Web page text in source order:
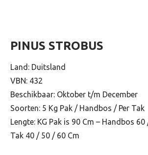
PINUS STROBUS
Land: Duitsland
VBN: 432
Beschikbaar: Oktober t/m December
Soorten: 5 Kg Pak / Handbos / Per Tak
Lengte: KG Pak is 90 Cm – Handbos
Tak 40 / 50 / 60 Cm